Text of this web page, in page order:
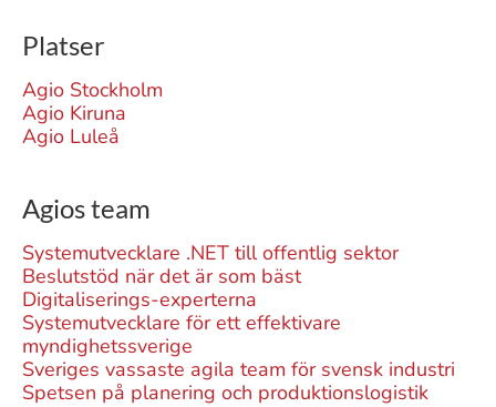
Platser
Agio Stockholm
Agio Kiruna
Agio Luleå
Agios team
Systemutvecklare .NET till offentlig sektor
Beslutstöd när det är som bäst
Digitaliserings-experterna
Systemutvecklare för ett effektivare
myndighetssverige
Sveriges vassaste agila team för svensk industri
Spetsen på planering och produktionslogistik